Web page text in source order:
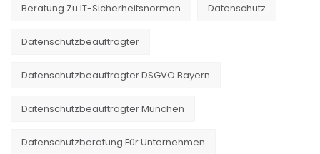
Beratung Zu IT-Sicherheitsnormen Datenschutz
Datenschutzbeauftragter
Datenschutzbeauftragter DSGVO Bayern
Datenschutzbeauftragter München
Datenschutzberatung Für Unternehmen